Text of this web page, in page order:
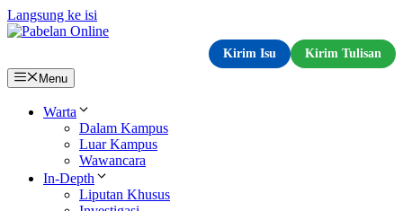
Langsung ke isi
Kirim Isu
Kirim Tulisan
Menu
Warta
Dalam Kampus
Luar Kampus
Wawancara
In-Depth
Liputan Khusus